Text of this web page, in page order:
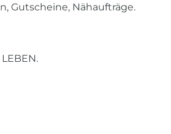
Gutscheine, Nähaufträge.